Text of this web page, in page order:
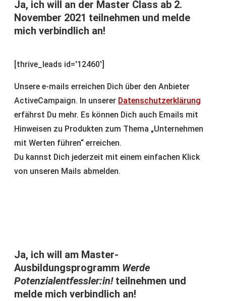
Ja, ich will an der Master Class ab 2.
November 2021 teilnehmen und melde
mich verbindlich an!
[thrive_leads id='12460']
Unsere e-mails erreichen Dich über den Anbieter
ActiveCampaign. In unserer Datenschutzerklärung
erfährst Du mehr. Es können Dich auch Emails mit
Hinweisen zu Produkten zum Thema „Unternehmen
mit Werten führen“ erreichen.
Du kannst Dich jederzeit mit einem einfachen Klick
von unseren Mails abmelden.
Ja, ich will am Master-
Ausbildungsprogramm Werde
Potenzialentfessler:in! teilnehmen und
melde mich verbindlich an!